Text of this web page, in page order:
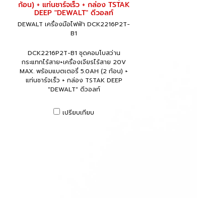
ก้อน) + แท่นชาร์จเร็ว + กล่อง TSTAK
DEEP "DEWALT" ดีวอลท์
DEWALT เครื่องมือไฟฟ้า DCK2216P2T-
B1
DCK2216P2T-B1 ชุดคอมโบสว่าน
กระแทกไร้สาย+เครื่องเจียรไร้สาย 20V
MAX. พร้อมแบตเตอรี่ 5.0AH (2 ก้อน) +
แท่นชาร์จเร็ว + กล่อง TSTAK DEEP
"DEWALT" ดีวอลท์
เปรียบเทียบ